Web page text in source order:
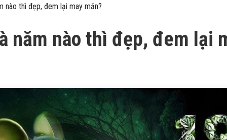
nào thì đẹp, đem lại may mắn?
năm nào thì đẹp, đem lại